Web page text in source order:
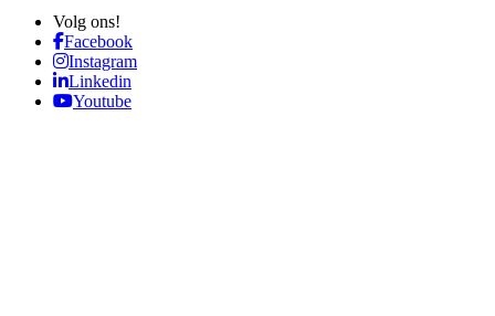
Volg ons!
Facebook
Instagram
Linkedin
Youtube